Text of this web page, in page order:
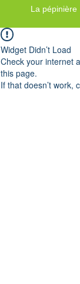
La pépinière
Widget Didn’t Load
Check your internet
this page.
If that doesn’t work,